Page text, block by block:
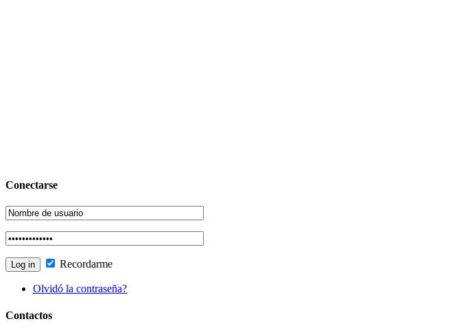
Conectarse
Recordarme
Olvidó la contraseña?
Contactos